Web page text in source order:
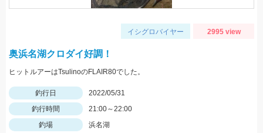
イシグロバイヤー 2995 view
奥浜名湖クロダイ好調！
ヒットルアーはTsulinoのFLAIR80でした。
釣行日
2022/05/31
釣行時間
21:00～22:00
釣場
浜名湖